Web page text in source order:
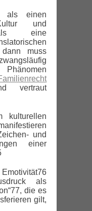
als einen
und
als eine
dann muss
vertraut
kulturellen
und
einer
als
die es
gilt,